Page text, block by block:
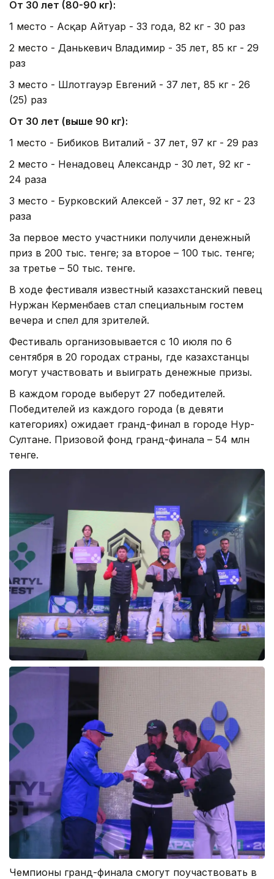
От 30 лет (80-90 кг):
1 место - Асқар Айтуар - 33 года, 82 кг - 30 раз
2 место - Данькевич Владимир - 35 лет, 85 кг - 29
раз
3 место - Шлотгауэр Евгений - 37 лет, 85 кг - 26
(25) раз
От 30 лет (выше 90 кг):
1 место - Бибиков Виталий - 37 лет, 97 кг - 29 раз
2 место - Ненадовец Александр - 30 лет, 92 кг -
24 раза
3 место - Бурковский Алексей - 37 лет, 92 кг - 23
раза
За первое место участники получили денежный
приз в 200 тыс. тенге; за второе – 100 тыс. тенге;
за третье – 50 тыс. тенге.
В ходе фестиваля известный казахстанский певец
Нуржан Керменбаев стал специальным гостем
вечера и спел для зрителей.
Фестиваль организовывается с 10 июля по 6
сентября в 20 городах страны, где казахстанцы
могут участвовать и выиграть денежные призы.
В каждом городе выберут 27 победителей.
Победителей из каждого города (в девяти
категориях) ожидает гранд-финал в городе Нур-
Султане. Призовой фонд гранд-финала – 54 млн
тенге.
Чемпионы гранд-финала смогут поучаствовать в